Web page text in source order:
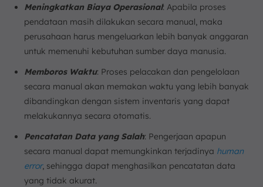
Meningkatkan Biaya Operasional: Apabila proses
pendataan masih dilakukan secara manual, maka
perusahaan harus mengeluarkan lebih banyak anggaran
untuk memenuhi kebutuhan sumber daya manusia.
Memboros Waktu: Proses pelacakan dan pengelolaan
secara manual akan memakan waktu yang lebih banyak
dibandingkan dengan sistem inventaris yang dapat
melakukannya secara otomatis.
Pencatatan Data yang Salah: Pengerjaan apapun
secara manual dapat memungkinkan terjadinya human
error, sehingga dapat menghasilkan pencatatan data
yang tidak akurat.